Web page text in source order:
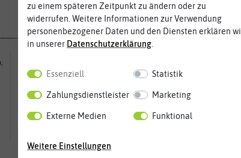
zu einem späteren Zeitpunkt zu ändern oder zu
widerrufen. Weitere Informationen zur Verwendung
personenbezogener Daten und den Diensten erklären
in unserer Daten­schutz­erklärung
Essenziell Statistik
Zahlungsdienstleister Marketing
Externe Medien Funktional
Weitere Einstellungen